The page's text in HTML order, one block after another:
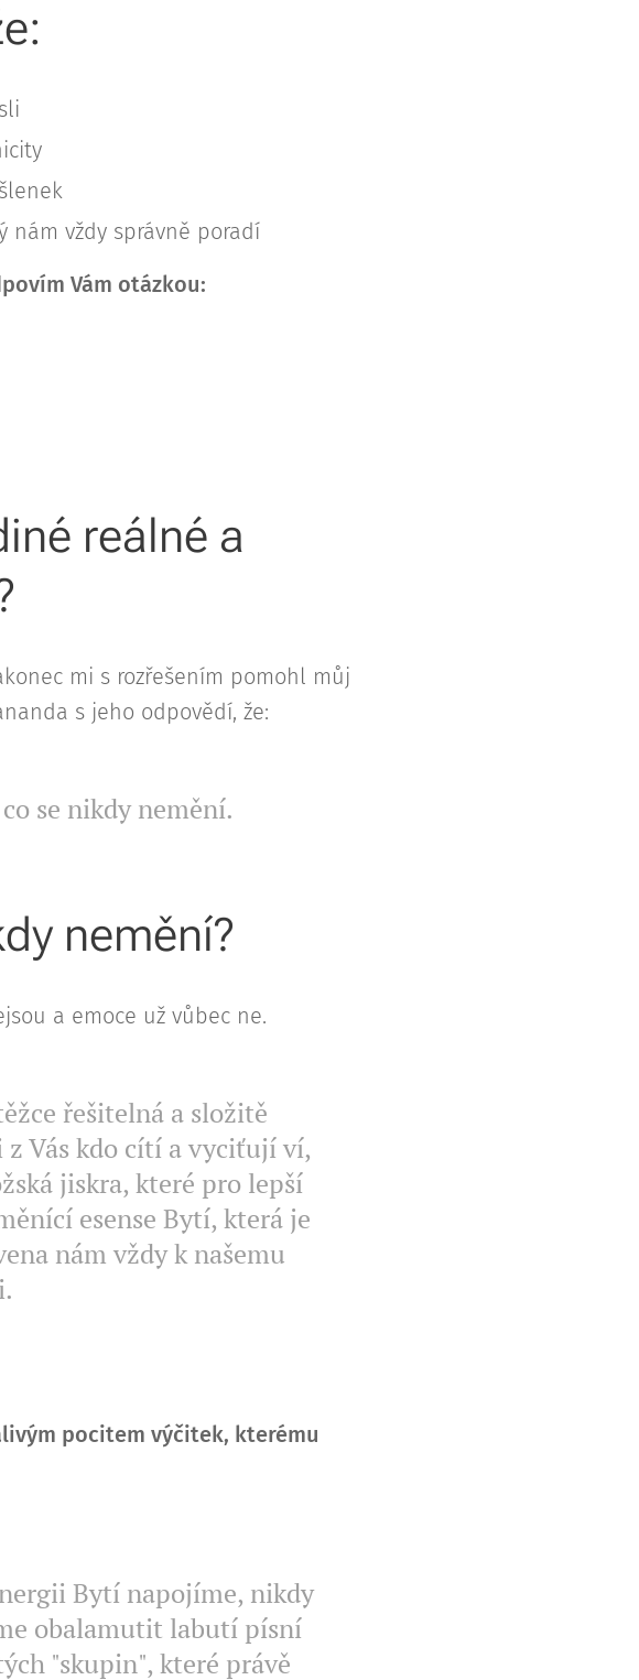
nám vždy správně poradí
Vám otázkou:
reálné a
mi s rozřešením pomohl můj
s jeho odpovědí, že:
se nikdy nemění.
nemění?
a emoce už vůbec ne.
řešitelná a složitě
Vás kdo cítí a vyciťují ví,
jiskra, které pro lepší
esense Bytí, která je
nám vždy k našemu
pocitem výčitek, kterému
Bytí napojíme, nikdy
obalamutit labutí písní
"skupin", které právě